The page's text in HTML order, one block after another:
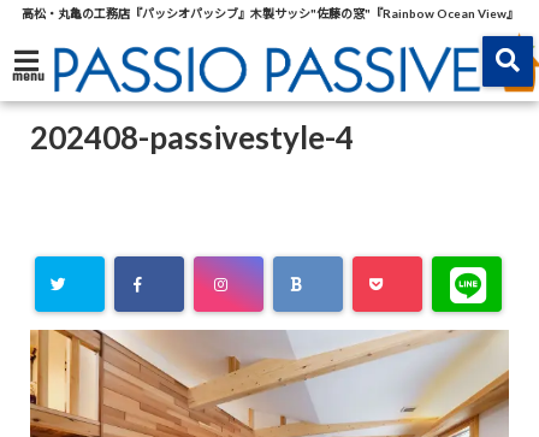
高松・丸亀の工務店『パッシオパッシブ』木製サッシ"佐藤の窓"『Rainbow Ocean View』
menu
202408-passivestyle-4